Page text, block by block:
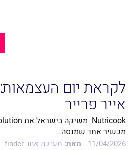
לקראת יום
אייר פרייר
מכשיר אחד שמנסה...
11/04/2026 מאת: מערכת אתר finder